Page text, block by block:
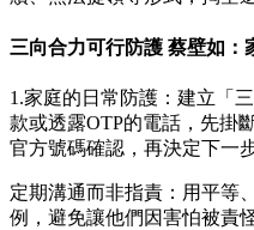
三向合力可行防護 蔡壁如
1.家庭的日常防護：建立「
款或透露OTP的電話，先掛
官方號碼確認，再決定下一步
定期溝通而非指責：用平等
例，避免讓他們因害怕被責